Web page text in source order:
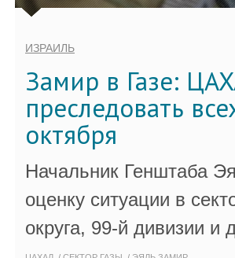
ИЗРАИЛЬ
Замир в Газе:
преследовать
октября
Начальник Генштаба
оценку ситуации в
округа, 99-й дивизии и